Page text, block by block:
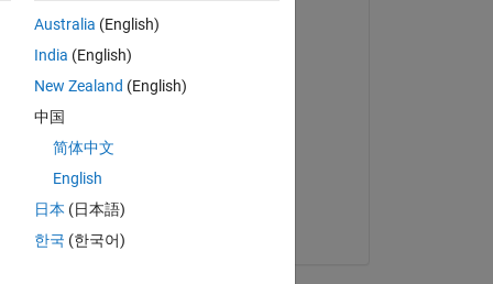
Brett
el 20 de Oct. de 2022
el 24 de Oct. de 2022
Aceptada:
Australia (English)
India (English)
New Zealand (English)
中国
简体中文
English
日本 (日本語)
한국 (한국어)